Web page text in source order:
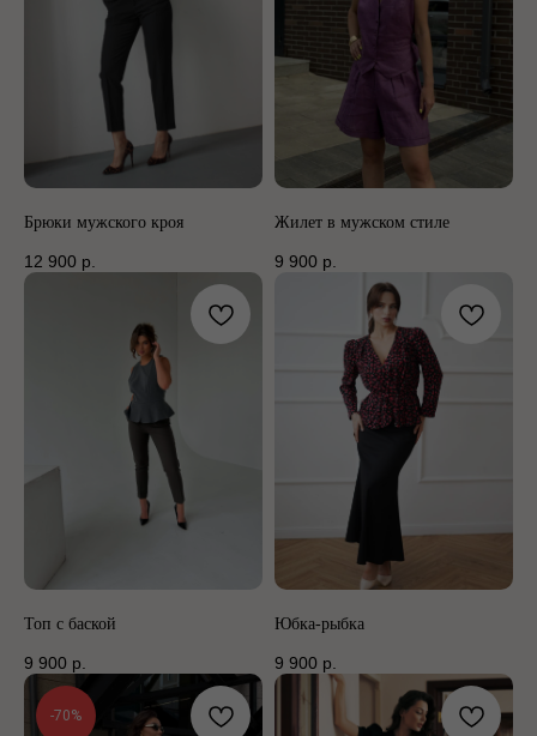
Брюки мужского кроя
12 900 р.
Жилет в мужском стиле
9 900 р.
Топ с баской
9 900 р.
Юбка-рыбка
9 900 р.
-70%